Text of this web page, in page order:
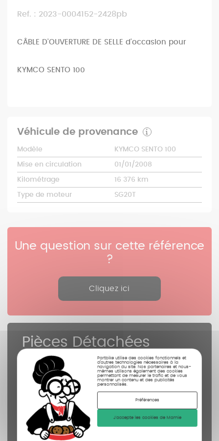
Partbike utilise des cookies fonctionnels et
d’autres technologies nécessaires à la
navigation du site. Nos partenaires et nous-
mêmes utilisons également des cookies
permettant de mesurer le trafic et de vous
montrer un contenu et des publicités
personnalisés.
Préférences
J'accepte les cookies de Mamie
Ref. : 2023-0004152-2428pb
CÂBLE D'OUVERTURE DE SELLE d'occasion pour
KYMCO SENTO 100
Véhicule de provenance
Modèle KYMCO SENTO 100
Mise en circulation 01/01/2008
Kilométrage 16 376 km
Type de moteur SG20T
Une question sur cette référence
?
Cliquez ici
Pièces Détachées
contrôlées
nettoyées
photographiées